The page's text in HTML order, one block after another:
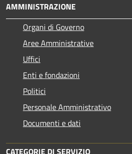
AMMINISTRAZIONE
Organi di Governo
Aree Amministrative
Uffici
Enti e fondazioni
Politici
Personale Amministrativo
Documenti e dati